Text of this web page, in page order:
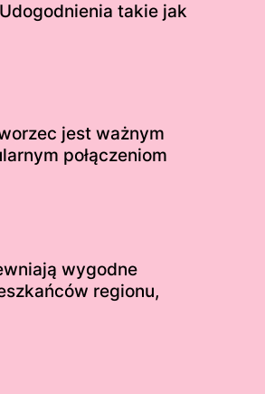
takie jak
jest ważnym
połączeniom
wygodne
regionu,